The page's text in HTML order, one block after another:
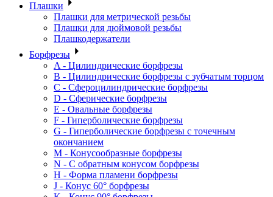
Плашки
Плашки для метрической резьбы
Плашки для дюймовой резьбы
Плашкодержатели
Борфрезы
A - Цилиндрические борфрезы
B - Цилиндрические борфрезы с зубчатым торцом
C - Сфероцилиндрические борфрезы
D - Сферические борфрезы
E - Овальные борфрезы
F - Гиперболические борфрезы
G - Гиперболические борфрезы с точечным
окончанием
M - Конусообразные борфрезы
N - С обратным конусом борфрезы
H - Форма пламени борфрезы
J - Конус 60° борфрезы